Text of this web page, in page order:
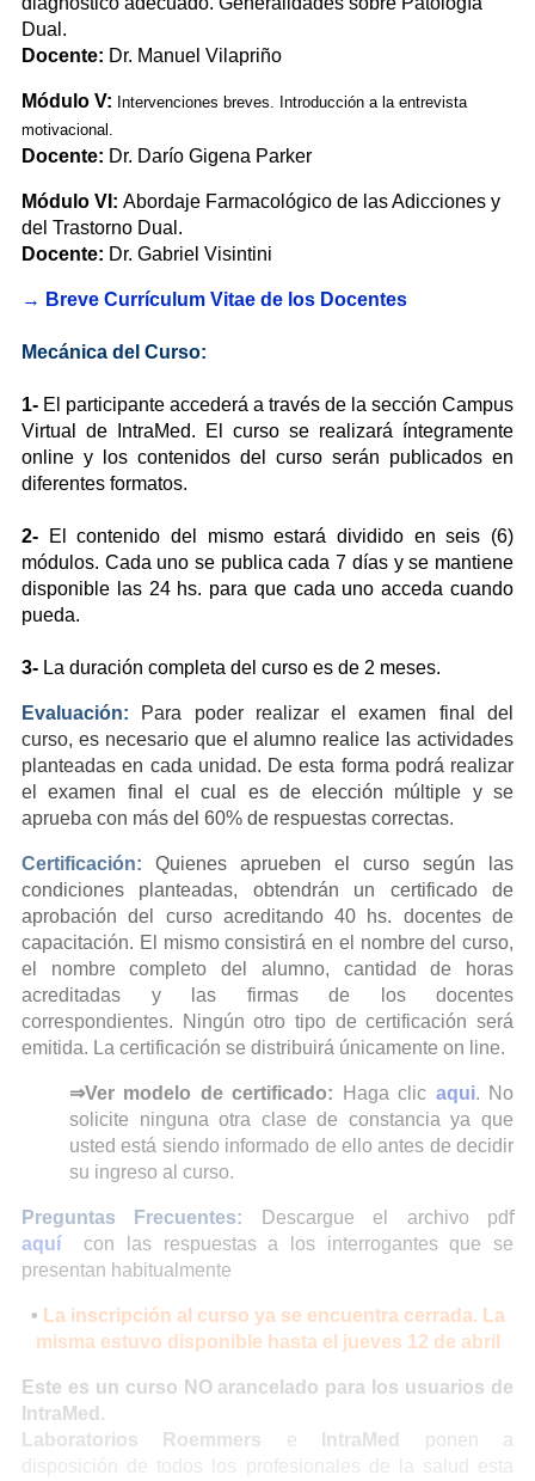
Dual.
Docente: Dr. Manuel Vilapriño
Módulo V: Intervenciones breves. Introducción a la entrevista
motivacional.
Docente: Dr. Darío Gigena Parker
Módulo VI: Abordaje Farmacológico de las Adicciones y
del Trastorno Dual.
Docente: Dr. Gabriel Visintini
→ Breve Currículum Vitae de los Docentes
Mecánica del Curso:
1- El participante accederá a través de la sección Campus
Virtual de IntraMed. El curso se realizará íntegramente
online y los contenidos del curso serán publicados en
diferentes formatos.
2- El contenido del mismo estará dividido en seis (6)
módulos. Cada uno se publica cada 7 días y se mantiene
disponible las 24 hs. para que cada uno acceda cuando
pueda.
3- La duración completa del curso es de 2 meses.
Evaluación:
Para poder realizar el examen final del
curso, es necesario que el alumno realice las actividades
planteadas en cada unidad. De esta forma podrá realizar
el examen final el cual es de elección múltiple y se
aprueba con más del 60% de respuestas correctas.
Certificación: Quienes aprueben el curso según las
condiciones planteadas, obtendrán un certificado de
aprobación del curso acreditando 40 hs. docentes de
capacitación. El mismo consistirá en el nombre del curso,
el nombre completo del alumno, cantidad de horas
acreditadas y las firmas de los docentes
correspondientes. Ningún otro tipo de certificación será
emitida. La certificación se distribuirá únicamente on line.
⇒Ver modelo de certificado: Haga clic aqui. No
solicite ninguna otra clase de constancia ya que
usted está siendo informado de ello antes de decidir
su ingreso al curso.
Preguntas Frecuentes: Descargue el archivo pdf
aquí
con las respuestas a los interrogantes que se
presentan habitualmente
• La inscripción al curso ya se encuentra cerrada. La
misma estuvo disponible hasta el jueves 12 de abril
Este es un curso NO arancelado para los usuarios de
IntraMed.
Laboratorios Roemmers e IntraMed
ponen a
disposición de todos los profesionales de la salud esta